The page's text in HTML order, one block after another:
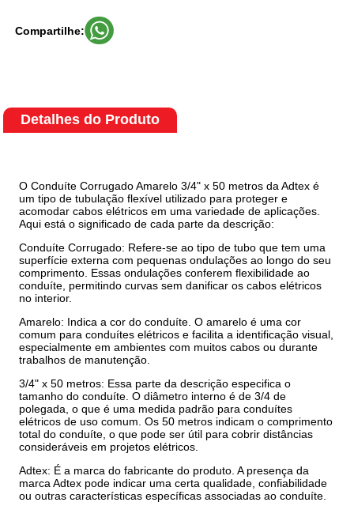
Compartilhe:
Detalhes do Produto
O Conduíte Corrugado Amarelo 3/4" x 50 metros da Adtex é
um tipo de tubulação flexível utilizado para proteger e
acomodar cabos elétricos em uma variedade de aplicações.
Aqui está o significado de cada parte da descrição:
Conduíte Corrugado: Refere-se ao tipo de tubo que tem uma
superfície externa com pequenas ondulações ao longo do seu
comprimento. Essas ondulações conferem flexibilidade ao
conduíte, permitindo curvas sem danificar os cabos elétricos
no interior.
Amarelo: Indica a cor do conduíte. O amarelo é uma cor
comum para conduítes elétricos e facilita a identificação visual,
especialmente em ambientes com muitos cabos ou durante
trabalhos de manutenção.
3/4" x 50 metros: Essa parte da descrição especifica o
tamanho do conduíte. O diâmetro interno é de 3/4 de
polegada, o que é uma medida padrão para conduítes
elétricos de uso comum. Os 50 metros indicam o comprimento
total do conduíte, o que pode ser útil para cobrir distâncias
consideráveis em projetos elétricos.
Adtex: É a marca do fabricante do produto. A presença da
marca Adtex pode indicar uma certa qualidade, confiabilidade
ou outras características específicas associadas ao conduíte.